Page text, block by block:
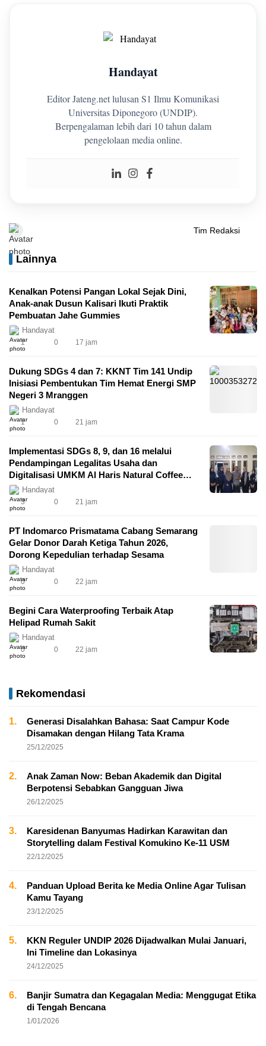
Handayat
Editor Jateng.net lulusan S1 Ilmu Komunikasi
Universitas Diponegoro (UNDIP).
Berpengalaman lebih dari 10 tahun dalam
pengelolaan media online.
Tim Redaksi
Lainnya
Kenalkan Potensi Pangan Lokal Sejak Dini,
Anak-anak Dusun Kalisari Ikuti Praktik
Pembuatan Jahe Gummies
Handayat
1 0 17 jam
Dukung SDGs 4 dan 7: KKNT Tim 141 Undip
Inisiasi Pembentukan Tim Hemat Energi SMP
Negeri 3 Mranggen
Handayat
1 0 21 jam
Implementasi SDGs 8, 9, dan 16 melalui
Pendampingan Legalitas Usaha dan
Digitalisasi UMKM Al Haris Natural Coffee
oleh Mahasiswa KKN-T 141 Universitas
Diponegoro
Handayat
3 0 21 jam
PT Indomarco Prismatama Cabang Semarang
Gelar Donor Darah Ketiga Tahun 2026,
Dorong Kepedulian terhadap Sesama
Handayat
0 0 22 jam
Begini Cara Waterproofing Terbaik Atap
Helipad Rumah Sakit
Handayat
0 0 22 jam
Rekomendasi
1.
Generasi Disalahkan Bahasa: Saat Campur Kode
Disamakan dengan Hilang Tata Krama
25/12/2025
2.
Anak Zaman Now: Beban Akademik dan Digital
Berpotensi Sebabkan Gangguan Jiwa
26/12/2025
3.
Karesidenan Banyumas Hadirkan Karawitan dan
Storytelling dalam Festival Komukino Ke-11 USM
22/12/2025
4.
Panduan Upload Berita ke Media Online Agar Tulisan
Kamu Tayang
23/12/2025
5.
KKN Reguler UNDIP 2026 Dijadwalkan Mulai Januari,
Ini Timeline dan Lokasinya
24/12/2025
6.
Banjir Sumatra dan Kegagalan Media: Menggugat Etika
di Tengah Bencana
1/01/2026